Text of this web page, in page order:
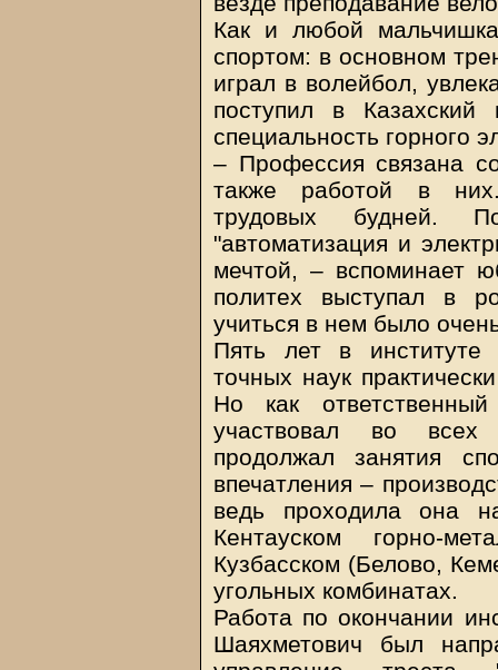
Как и любой
спортом: в основном
играл в волейбол,
поступил в Казахский
специальность горного
– Профессия связана
также работой в
трудовых будней.
"автоматизация и
мечтой, – вспоминает
политех выступал в
учиться в нем было
Пять лет в институте
точных наук
Но как
участвовал во всех
продолжал занятия
впечатления –
ведь проходила она
Кентауском горно-
Кузбасском (Белово,
угольных комбинатах.
Работа по окончании
Шаяхметович был